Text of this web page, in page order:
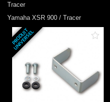
Tracer
Yamaha XSR 900 / Tracer
P
R
O
D
U
I
T
U
N
I
V
E
R
S
E
L